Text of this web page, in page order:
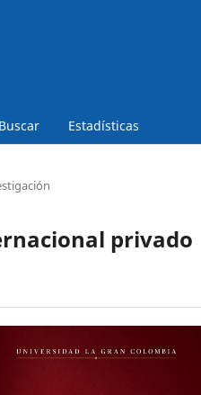
Buscar Estadísticas
privado